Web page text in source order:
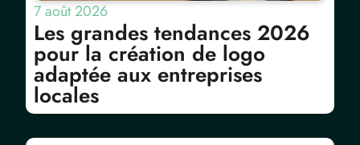
7 août 2026
Les grandes tendances 2026
pour la création de logo
adaptée aux entreprises
locales